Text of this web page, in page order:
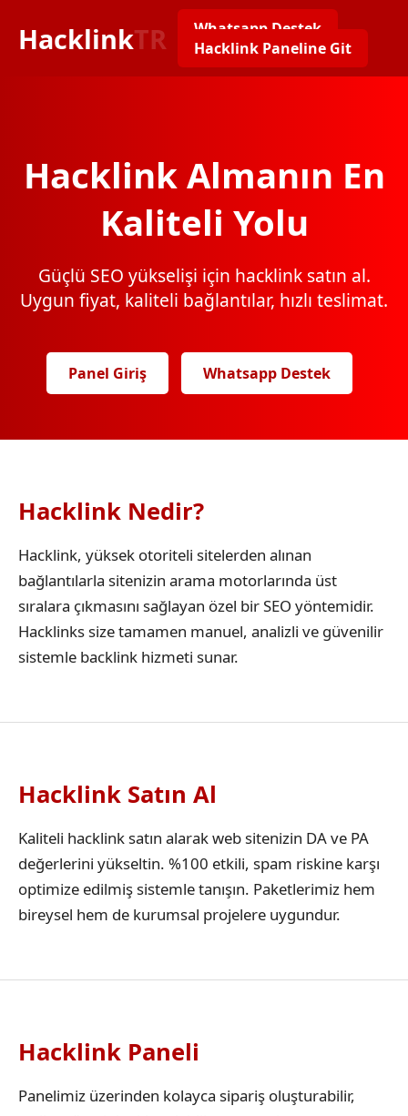
HacklinkTR
Whatsapp Destek
Hacklink Paneline Git
Hacklink Almanın En
Kaliteli Yolu
Güçlü SEO yükselişi için hacklink satın al.
Uygun fiyat, kaliteli bağlantılar, hızlı teslimat.
Panel Giriş Whatsapp Destek
Hacklink Nedir?
Hacklink, yüksek otoriteli sitelerden alınan
bağlantılarla sitenizin arama motorlarında üst
sıralara çıkmasını sağlayan özel bir SEO yöntemidir.
Hacklinks size tamamen manuel, analizli ve güvenilir
sistemle backlink hizmeti sunar.
Hacklink Satın Al
Kaliteli hacklink satın alarak web sitenizin DA ve PA
değerlerini yükseltin. %100 etkili, spam riskine karşı
optimize edilmiş sistemle tanışın. Paketlerimiz hem
bireysel hem de kurumsal projelere uygundur.
Hacklink Paneli
Panelimiz üzerinden kolayca sipariş oluşturabilir,